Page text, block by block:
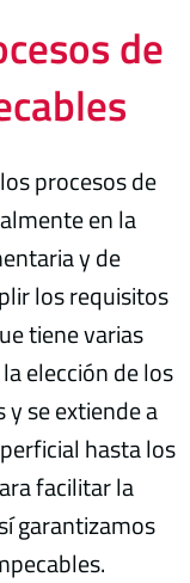
de
procesos de
en la
y de
los requisitos
tiene varias
elección de los
se extiende a
hasta los
facilitar la
garantizamos